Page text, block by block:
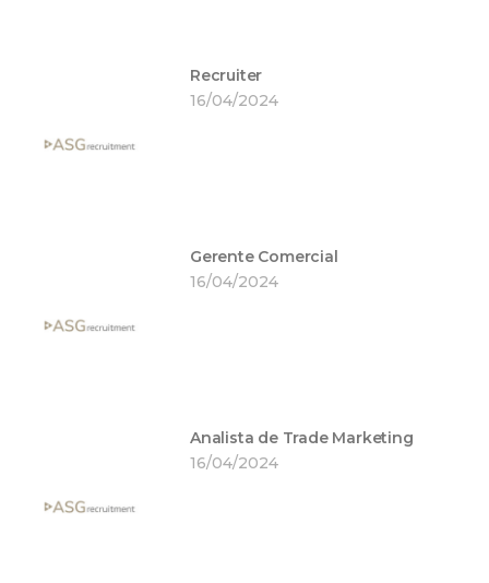
Recruiter
16/04/2024
Gerente Comercial
16/04/2024
Analista de Trade Marketing
16/04/2024